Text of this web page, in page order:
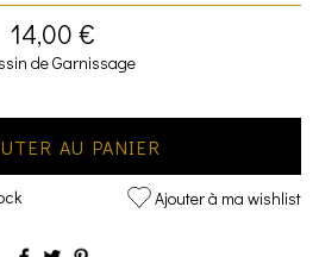
14,00 €
de Garnissage
AU PANIER
Ajouter à ma wishlist